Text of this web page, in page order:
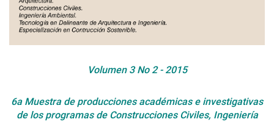
Volumen 3 No 2 - 2015
6a Muestra de producciones académicas e investigativas
de los programas de Construcciones Civiles, Ingeniería